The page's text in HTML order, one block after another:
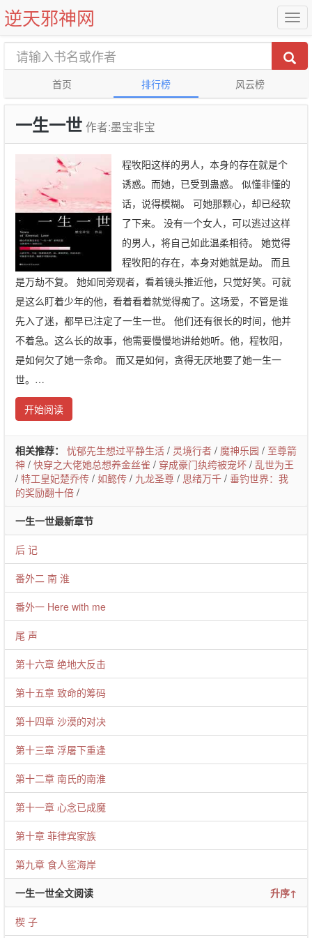
逆天邪神网
首页 排行榜 风云榜
一生一世 作者:墨宝非宝
程牧阳这样的男人，本身的存在就是个
诱惑。而她，已受到蛊惑。 似懂非懂的
话，说得模糊。 可她那颗心，却已经软
了下来。 没有一个女人，可以逃过这样
的男人，将自己如此温柔相待。 她觉得
程牧阳的存在，本身对她就是劫。 而且
是万劫不复。 她如同旁观者，看着镜头推近他，只觉好笑。可就
是这么盯着少年的他，看着看着就觉得痴了。这场爱，不管是谁
先入了迷，都早已注定了一生一世。 他们还有很长的时间，他并
不着急。这么长的故事，他需要慢慢地讲给她听。他，程牧阳，
是如何欠了她一条命。 而又是如何，贪得无厌地要了她一生一
世。…
开始阅读
相关推荐： 忧郁先生想过平静生活 / 灵境行者 / 魔神乐园 / 至尊箭
神 / 快穿之大佬她总想养金丝雀 / 穿成豪门纨绔被宠坏 / 乱世为王
/ 特工皇妃楚乔传 / 如懿传 / 九龙圣尊 / 思绪万千 / 垂钓世界：我
的奖励翻十倍 /
一生一世最新章节
后 记
番外二 南 淮
番外一 Here with me
尾 声
第十六章 绝地大反击
第十五章 致命的筹码
第十四章 沙漠的对决
第十三章 浮屠下重逢
第十二章 南氏的南淮
第十一章 心念已成魔
第十章 菲律宾家族
第九章 食人鲨海岸
一生一世全文阅读 升序↑
楔 子